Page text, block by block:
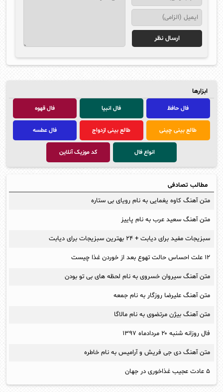
ابزارها
فال حافظ فال انبیا فال قهوه
طالع بینی چینی طالع بینی ازدواج فال عطسه
انواع فال کد موزیک آنلاین
مطالب تصادفی
متن آهنگ کاوه یغمایی به نام رویای بی ستاره
متن آهنگ سعید عرب به نام پاییز
سبزیجات مفید برای دیابت + ۲۴ بهترین سبزیجات برای دیابت
۱۲ علت احساس حالت تهوع بعد از خوردن غذا چیست
متن آهنگ سیروان خسروی به نام لحظه های بی تو بودن
متن آهنگ علیرضا روزگار به نام جمعه
متن آهنگ بیژن مرتضوی به نام مالاگا
فال روزانه شنبه ۲۰ مردادماه ۱۳۹۷
متن آهنگ دی جی فریش و آرامیس به نام خاطره
۵ عادت عجیب غذاخوری در جهان